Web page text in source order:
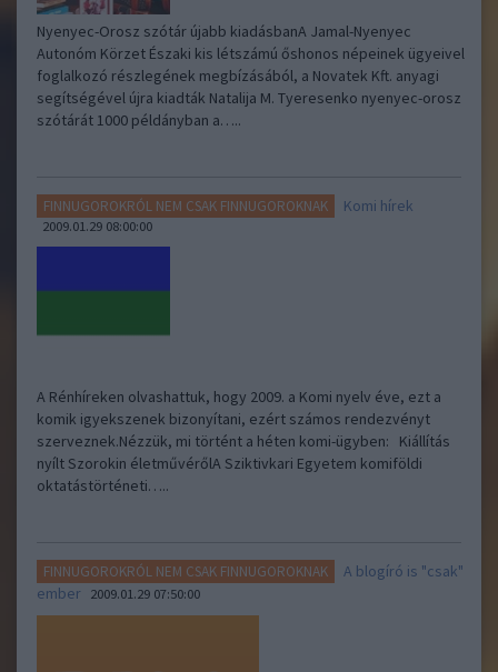
Nyenyec-Orosz szótár újabb kiadásbanA Jamal-Nyenyec
Autonóm Körzet Északi kis létszámú őshonos népeinek ügyeivel
foglalkozó részlegének megbízásából, a Novatek Kft. anyagi
segítségével újra kiadták Natalija M. Tyeresenko nyenyec-orosz
szótárát 1000 példányban a…..
FINNUGOROKRÓL NEM CSAK FINNUGOROKNAK Komi hírek
2009.01.29 08:00:00
A Rénhíreken olvashattuk, hogy 2009. a Komi nyelv éve, ezt a
komik igyekszenek bizonyítani, ezért számos rendezvényt
szerveznek.Nézzük, mi történt a héten komi-ügyben: Kiállítás
nyílt Szorokin életművérőlA Sziktivkari Egyetem komiföldi
oktatástörténeti…..
FINNUGOROKRÓL NEM CSAK FINNUGOROKNAK
A blogíró is "csak"
ember
2009.01.29 07:50:00